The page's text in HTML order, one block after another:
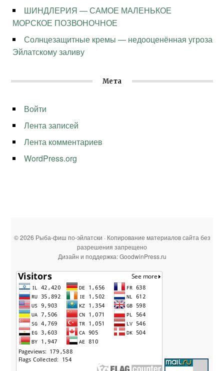
ШИНДЛЕРИЯ — САМОЕ МАЛЕНЬКОЕ
МОРСКОЕ ПОЗВОНОЧНОЕ
Солнцезащитные кремы — недооценённая угроза
Эйлатскому заливу
Мета
Войти
Лента записей
Лента комментариев
WordPress.org
© 2026 Рыба-фиш по-эйлатски · Копирование материалов сайта без
разрешения запрещено
Дизайн и поддержка: GoodwinPress.ru